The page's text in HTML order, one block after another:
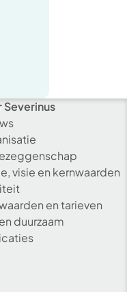
Severinus
visie en kernwaarden
en tarieven
duurzaam